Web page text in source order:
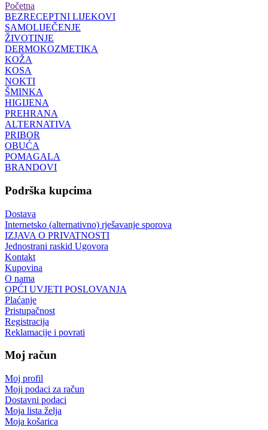
Početna
BEZRECEPTNI LIJEKOVI
SAMOLIJEČENJE
ŽIVOTINJE
DERMOKOZMETIKA
KOŽA
KOSA
NOKTI
ŠMINKA
HIGIJENA
PREHRANA
ALTERNATIVA
PRIBOR
OBUĆA
POMAGALA
BRANDOVI
Podrška kupcima
Dostava
Internetsko (alternativno) rješavanje sporova
IZJAVA O PRIVATNOSTI
Jednostrani raskid Ugovora
Kontakt
Kupovina
O nama
OPĆI UVJETI POSLOVANJA
Plaćanje
Pristupačnost
Registracija
Reklamacije i povrati
Moj račun
Moj profil
Moji podaci za račun
Dostavni podaci
Moja lista želja
Moja košarica